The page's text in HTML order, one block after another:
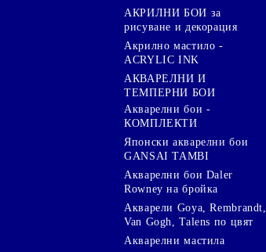
АКРИЛНИ БОИ за
рисуване и декорация
Акрилно мастило -
ACRYLIC INK
АКВАРЕЛНИ И
ТЕМПЕРНИ БОИ
Акварелни бои -
КОМПЛЕКТИ
Японски акварелни бои
GANSAI TAMBI
Акварелни бои Daler
Rowney на бройка
Акварели Goya, Rembrandt,
Van Gogh, Talens по цвят
Акварелни мастила